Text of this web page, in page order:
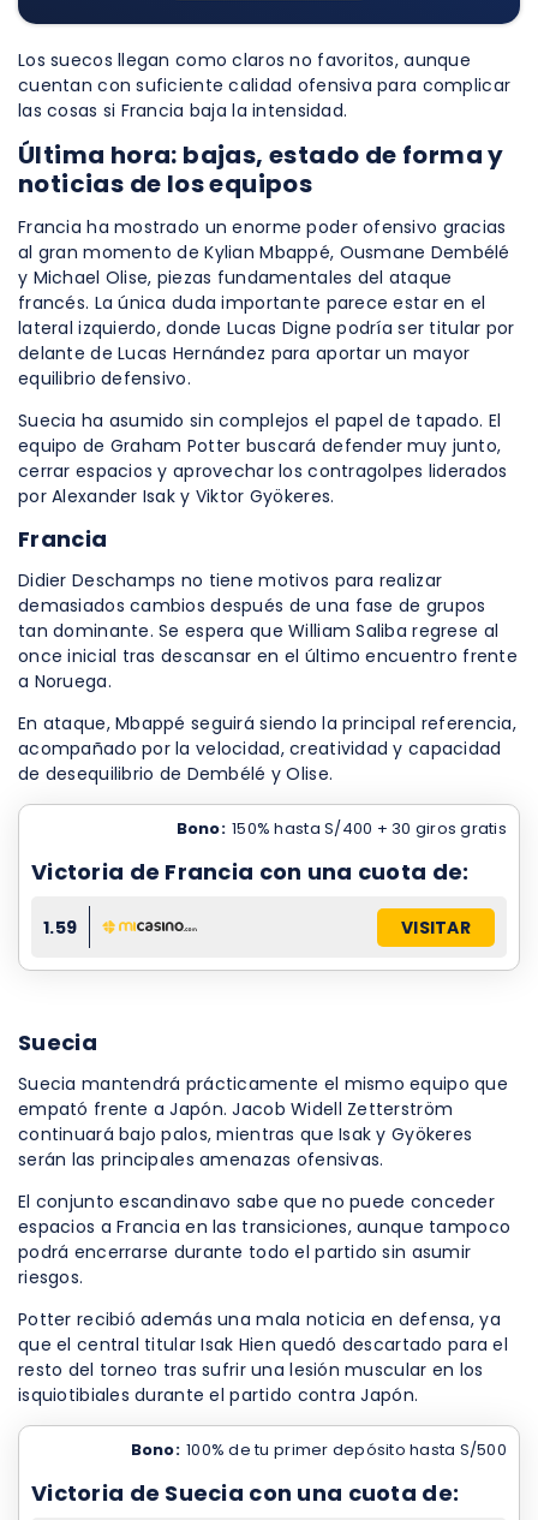
Los suecos llegan como claros no favoritos, aunque
cuentan con suficiente calidad ofensiva para complicar
las cosas si Francia baja la intensidad.
Última hora: bajas, estado de forma y
noticias de los equipos
Francia ha mostrado un enorme poder ofensivo gracias
al gran momento de Kylian Mbappé, Ousmane Dembélé
y Michael Olise, piezas fundamentales del ataque
francés. La única duda importante parece estar en el
lateral izquierdo, donde Lucas Digne podría ser titular por
delante de Lucas Hernández para aportar un mayor
equilibrio defensivo.
Suecia ha asumido sin complejos el papel de tapado. El
equipo de Graham Potter buscará defender muy junto,
cerrar espacios y aprovechar los contragolpes liderados
por Alexander Isak y Viktor Gyökeres.
Francia
Didier Deschamps no tiene motivos para realizar
demasiados cambios después de una fase de grupos
tan dominante. Se espera que William Saliba regrese al
once inicial tras descansar en el último encuentro frente
a Noruega.
En ataque, Mbappé seguirá siendo la principal referencia,
acompañado por la velocidad, creatividad y capacidad
de desequilibrio de Dembélé y Olise.
Bono: 150% hasta S/400 + 30 giros gratis
Victoria de Francia con una cuota de:
1.59 VISITAR
Suecia
Suecia mantendrá prácticamente el mismo equipo que
empató frente a Japón. Jacob Widell Zetterström
continuará bajo palos, mientras que Isak y Gyökeres
serán las principales amenazas ofensivas.
El conjunto escandinavo sabe que no puede conceder
espacios a Francia en las transiciones, aunque tampoco
podrá encerrarse durante todo el partido sin asumir
riesgos.
Potter recibió además una mala noticia en defensa, ya
que el central titular Isak Hien quedó descartado para el
resto del torneo tras sufrir una lesión muscular en los
isquiotibiales durante el partido contra Japón.
Bono: 100% de tu primer depósito hasta S/500
Victoria de Suecia con una cuota de: